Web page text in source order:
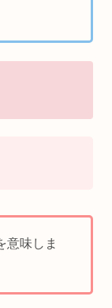
意味しま